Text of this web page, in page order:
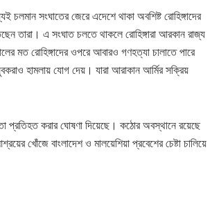
চলমান সংঘাতের জেরে এদেশে থাকা অবশিষ্ট রোহিঙ্গাদের
তারা। এ সংঘাত চলতে থাকলে রোহিঙ্গারা আরকান রাজ্য
মত রোহিঙ্গাদের ওপরে আবারও গণহত্যা চালাতে পারে
হামলায় যোগ দেয়। যারা আরাকান আর্মির সক্রিয়
প্রতিহত করার ঘোষণা দিয়েছে। কঠোর অবস্থানে রয়েছে
খোঁজে বাংলাদেশ ও মালয়েশিয়া প্রবেশের চেষ্টা চালিয়ে